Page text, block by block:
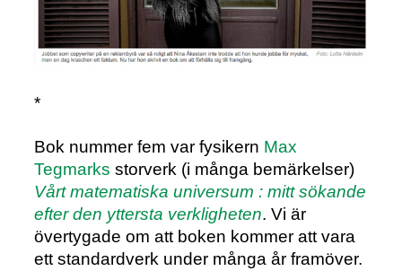
*
Bok nummer fem var fysikern Max
Tegmarks storverk (i många bemärkelser)
Vårt matematiska universum : mitt sökande
efter den yttersta verkligheten. Vi är
övertygade om att boken kommer att vara
ett standardverk under många år framöver.